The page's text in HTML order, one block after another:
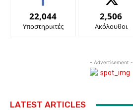
22,044
Υποστηρικτές
2,506
Ακόλουθοι
- Advertisement -
LATEST ARTICLES